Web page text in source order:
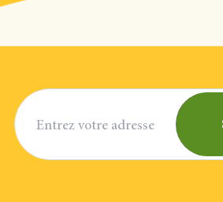
Adresse courriel